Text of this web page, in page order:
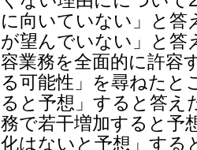
に向いていない」と答
が望んでいない」と答
容業務を全面的に許容
る可能性」を尋ねたと
ると予想」すると答え
務で若干増加すると予
化はないと予想」する